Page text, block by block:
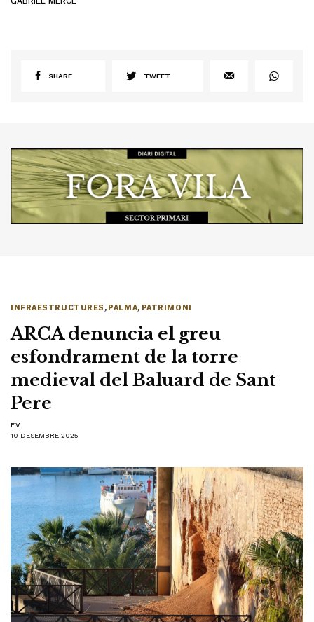
SHARE TWEET
INFRAESTRUCTURES, PALMA, PATRIMONI
ARCA denuncia el greu
esfondrament de la torre
medieval del Baluard de Sant
Pere
F.V.
10 DESEMBRE 2025